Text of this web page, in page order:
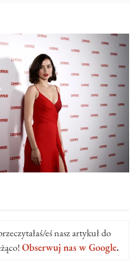
eś nasz artykuł do
Obserwuj nas w Google.